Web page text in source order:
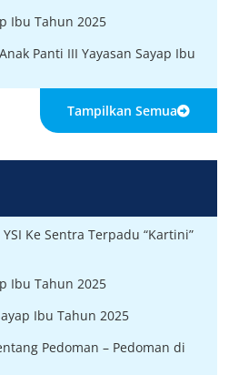
Ibu Tahun 2025
Panti III Yayasan Sayap Ibu
Tampilkan Semua
Ke Sentra Terpadu “Kartini”
Ibu Tahun 2025
Ibu Tahun 2025
Pedoman – Pedoman di